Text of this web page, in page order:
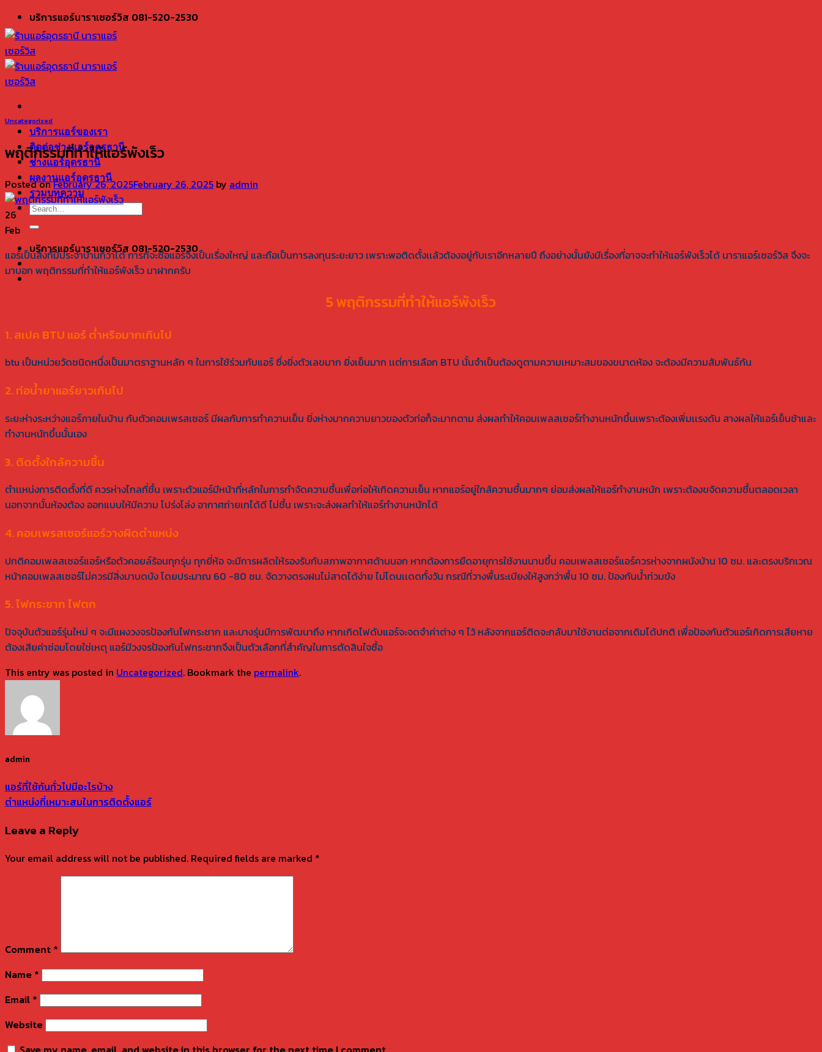
Skip
to
content
บริการแอร์นาราเซอร์วิส 081-520-2530
บริการแอร์ของเรา
ติดต่อช่างแอร์อุดรธานี
ช่างแอร์อุดรธานี
ผลงานแอร์อุดรธานี
รวมบทความ
บริการแอร์นาราเซอร์วิส 081-520-2530
Uncategorized
พฤติกรรมที่ทำให้แอร์พังเร็ว
Posted onFebruary 26, 2025February 26, 2025 by admin
26
Feb
แอร์เป็นสิ่งที่มีประจำบ้านก็ว่าได้ การที่จะซื้อแอร์จึงเป็นเรื่องใหญ่ และถือเป็นการลงทุนระยะยาว เพราะพอติดตั้งเเล้วต้องอยู่กับเราอีกหลายปี ถึงอย่างนั้นยังมีเรื่องที่อาจจะทำให้แอร์พังเร็วได้ นาราแอร์เซอร์วิส จึงจะ
มาบอก พฤติกรรมที่ทำให้แอร์พังเร็ว มาฝากครับ
5 พฤติกรรมที่ทำให้แอร์พังเร็ว
1. สเปค BTU แอร์ ต่ำหรือมากเกินไป
btu เป็นหน่วยวัดชนิดหนึ่งเป็นมาตราฐานหลัก ๆ ในการใช้ร่วมกับแอร์ ซึ่งยิ่งตัวเลขมาก ยิ่งเย็นมาก เเต่การเลือก BTU นั้นจำเป็นต้องดูตามความเหมาะสมของขนาดห้อง จะต้องมีความสัมพันธ์กัน
2. ท่อน้ำยาแอร์ยาวเกินไป
ระยะห่างระหว่างแอร์ภายในบ้าน กับตัวคอมเพรสเซอร์ มีผลกับการทำความเย็น ยิ่งห่างมากความยาวของตัวท่อก็จะมากตาม ส่งผลทำให้คอมเพลสเซอร์ทำงานหนักขึ้นเพราะต้องเพิ่มเเรงดัน สางผลให้แอร์เย็นช้าและ
ทำงานหนักขึ้นนั้นเอง
3. ติดตั้งใกล้ความชื้น
ตำเเหน่งการติดตั้งที่ดี ควรห่างไกลที่ชื้น เพราะตัวแอร์มีหน้าที่หลักในการกำจัดความชื้นเพื่อก่อให้เกิดความเย็น หากแอร์อยู่ใกล้ความชื้นมากๆ ย่อมส่งผลให้แอร์ทำงานหนัก เพราะต้องขจัดความชื้นตลอดเวลา
นอกจากนั้นห้องต้อง ออกแบบให้มีความ โปร่งโล่ง อากาศถ่ายเทได้ดี ไม่ชื้น เพราะจะส่งผลทำให้แอร์ทำงานหนักได้
4. คอมเพรสเซอร์แอร์วางผิดตำแหน่ง
ปกติคอมเพลสเซอร์แอร์หรือตัวคอยล์ร้อนทุกรุ่น ทุกยี่ห้อ จะมีการผลิตให้รองรับกับสภาพอากาศด้านนอก หากต้องการยืดอายุการใช้งานนานขึ้น คอมเพลสเซอร์แอร์ควรห่างจากผนังบ้าน 10 ซม. และตรงบริกเวณ
หน้าคอมเพลสเซอร์ไม่ควรมีสิ่งมาบดบัง โดยประมาณ 60 -80 ซม. จัดวางตรงฝนไม่สาดได้ง่าย ไม่โดนเเดดทั้งวัน กรณีที่วางพื้นระเบียงให้สูงกว่าพื้น 10 ซม. ป้องกันน้ำท่วมขัง
5. ไฟกระชาก ไฟตก
ปัจจุบันตัวแอร์รุ่นใหม่ ๆ จะมีแผงวงจรป้องกันไฟกระชาก และบางรุ่นมีการพัฒนาถึง หากเกิดไฟดับแอร์จะจดจำค่าต่าง ๆ ไว้ หลังจากแอร์ติดจะกลับมาใช้งานต่อจากเดิมได้ปกติ เพื่อป้องกันตัวแอร์เกิดการเสียหาย
ต้องเสียค่าซ่อมโดยใช่เหตุ แอร์มีวงจรป้องกันไฟกระชากจึงเป็นตัวเลือกที่สำคัญในการตัดสินใจซื้อ
This entry was posted in Uncategorized. Bookmark the permalink.
admin
แอร์ที่ใช้กันทั่วไปมีอะไรบ้าง
ตำแหน่งที่เหมาะสมในการติดตั้งแอร์
Leave a Reply
Your email address will not be published. Required fields are marked *
Comment *
Name *
Email *
Website